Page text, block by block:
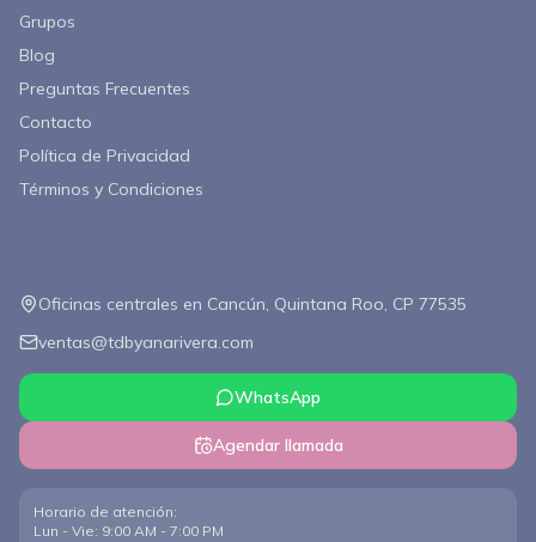
Grupos
Blog
Preguntas Frecuentes
Contacto
Política de Privacidad
Términos y Condiciones
Oficinas centrales en Cancún, Quintana Roo, CP 77535
ventas@tdbyanarivera.com
WhatsApp
Agendar llamada
Horario de atención:
Lun - Vie: 9:00 AM - 7:00 PM